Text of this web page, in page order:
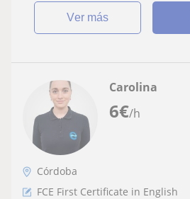
ver más
6€/h
Carolina
Córdoba
FCE First Certificate in English